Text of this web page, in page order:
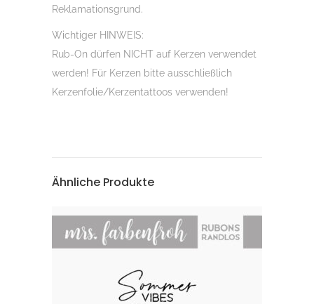
Reklamationsgrund.
Wichtiger HINWEIS:
Rub-On dürfen NICHT auf Kerzen verwendet
werden! Für Kerzen bitte ausschließlich
Kerzenfolie/Kerzentattoos verwenden!
Ähnliche Produkte